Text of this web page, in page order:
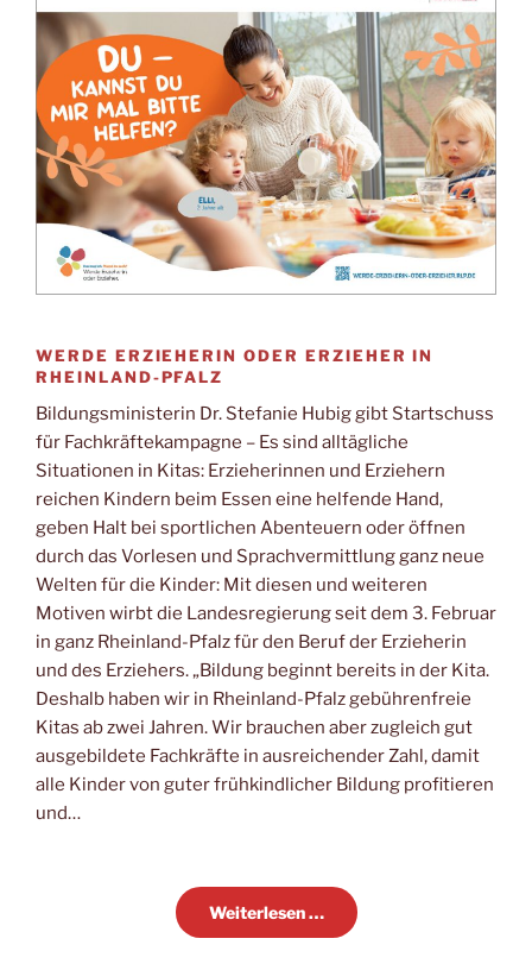
WERDE ERZIEHERIN ODER ERZIEHER IN
RHEINLAND-PFALZ
Bildungsministerin Dr. Stefanie Hubig gibt Startschuss
für Fachkräftekampagne – Es sind alltägliche
Situationen in Kitas: Erzieherinnen und Erziehern
reichen Kindern beim Essen eine helfende Hand,
geben Halt bei sportlichen Abenteuern oder öffnen
durch das Vorlesen und Sprachvermittlung ganz neue
Welten für die Kinder: Mit diesen und weiteren
Motiven wirbt die Landesregierung seit dem 3. Februar
in ganz Rheinland-Pfalz für den Beruf der Erzieherin
und des Erziehers. „Bildung beginnt bereits in der Kita.
Deshalb haben wir in Rheinland-Pfalz gebührenfreie
Kitas ab zwei Jahren. Wir brauchen aber zugleich gut
ausgebildete Fachkräfte in ausreichender Zahl, damit
alle Kinder von guter frühkindlicher Bildung profitieren
und…
Weiterlesen …